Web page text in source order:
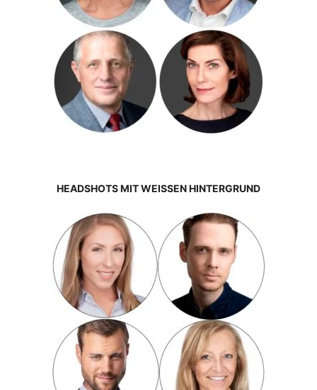
HEADSHOTS MIT WEISSEN HINTERGRUND